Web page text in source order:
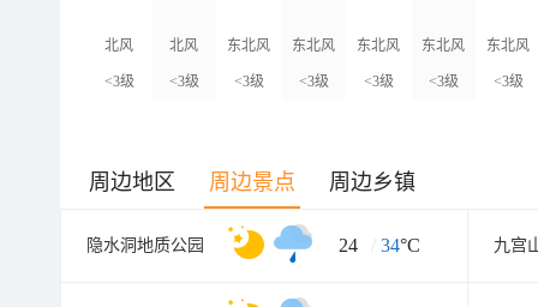
北风
<3级
北风
<3级
东北风
<3级
东北风
<3级
东北风
<3级
东北风
<3级
东北风
<3级
周边地区 周边景点 周边乡镇
隐水洞地质公园 24 / 34°C 九宫